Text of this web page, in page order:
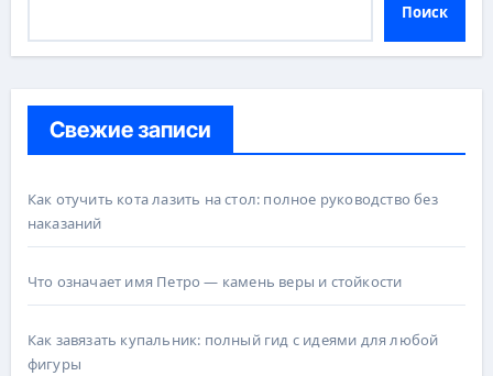
Поиск
Свежие записи
Как отучить кота лазить на стол: полное руководство без
наказаний
Что означает имя Петро — камень веры и стойкости
Как завязать купальник: полный гид с идеями для любой
фигуры